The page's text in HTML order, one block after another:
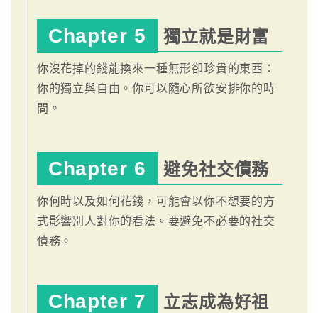
Chapter 5 獨立就是財富
你沒花掉的錢能換來一種無形卻珍貴的東西：
你的獨立與自由。你可以隨心所欲安排你的時
間。
Chapter 6 避免社交債務
你何時以及如何花錢，可能會以你不想要的方
式影響別人對你的看法。要避免不必要的社交
債務。
Chapter 7
立志成為好祖